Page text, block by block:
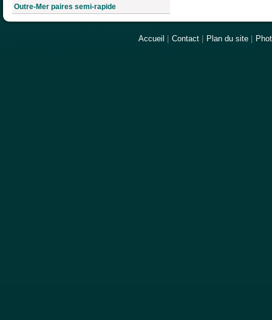
Outre-Mer paires semi-rapide
Accueil Contact Plan du site